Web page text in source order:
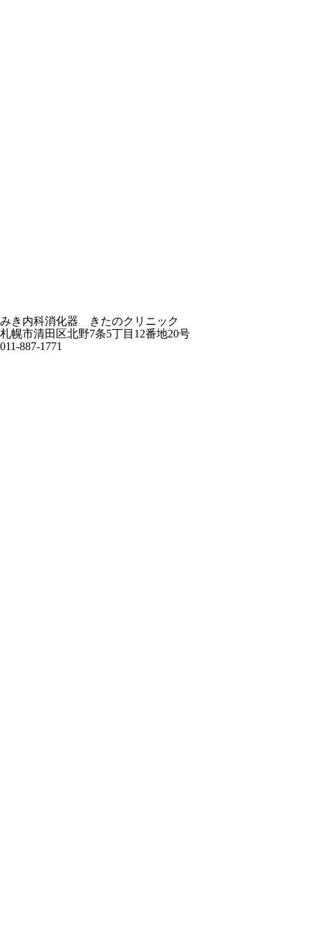
みき内科消化器 きたのクリニック
札幌市清田区北野7条5丁目12番地20号
011-887-1771